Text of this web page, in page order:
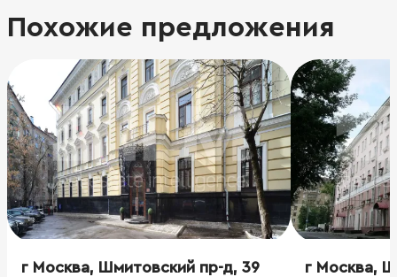
Похожие предложения
г Москва, Шмитовский пр-д, 39 г Москва,